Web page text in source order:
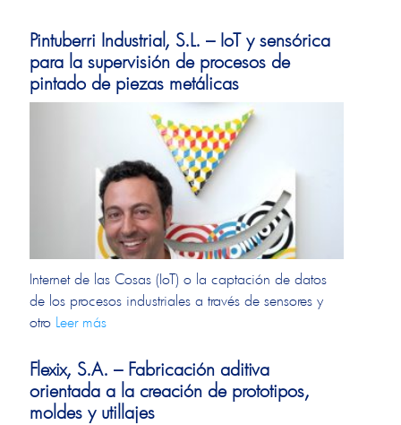
Pintuberri Industrial, S.L. – IoT y sensórica
para la supervisión de procesos de
pintado de piezas metálicas
Internet de las Cosas (IoT) o la captación de datos
de los procesos industriales a través de sensores y
otro Leer más
Flexix, S.A. – Fabricación aditiva
orientada a la creación de prototipos,
moldes y utillajes